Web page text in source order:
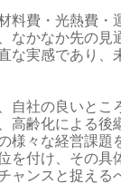
料費・光熱費・
なかなか先の見
な実感であり、
自社の良いと
高齢化による
様々な経営課
を付け、その
ャンスと捉える